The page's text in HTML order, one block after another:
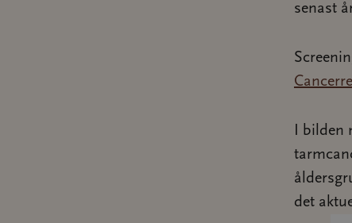
senast
I bilden
det